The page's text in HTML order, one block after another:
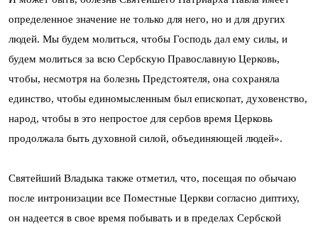
определенное значение не только для него, но и для других
людей. Мы будем молиться, чтобы Господь дал ему силы, и
будем молиться за всю Сербскую Православную Церковь,
чтобы, несмотря на болезнь Предстоятеля, она сохраняла
единство, чтобы единомысленным был епископат, духовенство,
народ, чтобы в это непростое для сербов время Церковь
продолжала быть духовной силой, объединяющей людей».
Святейший Владыка также отметил, что, посещая по обычаю
после интронизации все Поместные Церкви согласно диптиху,
он надеется в свое время побывать и в пределах Сербской